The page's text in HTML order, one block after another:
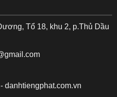
Tổ 18, khu 2, p.Thủ Dầu
danhtiengphat.com.vn